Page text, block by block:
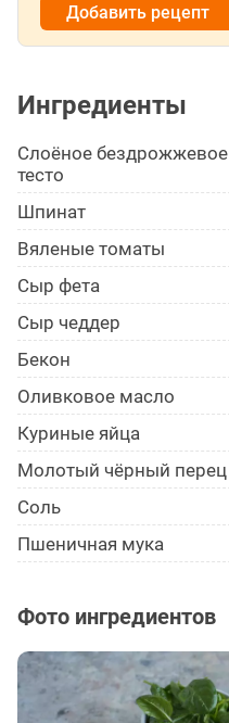
Добавить рецепт
Ингредиенты
Слоёное бездрожжевое
тесто
Шпинат
Вяленые томаты
Сыр фета
Сыр чеддер
Бекон
Оливковое масло
Куриные яйца
Молотый чёрный перец
Соль
Пшеничная мука
Фото ингредиентов